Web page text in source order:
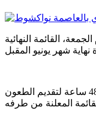
القائمة النهائية
وقال المجلس إن أمام المترشحين مهلة 48 ساعة لتقديم الطعون